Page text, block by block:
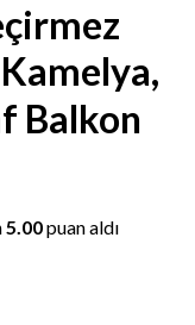
Balkon
5.00puan aldı